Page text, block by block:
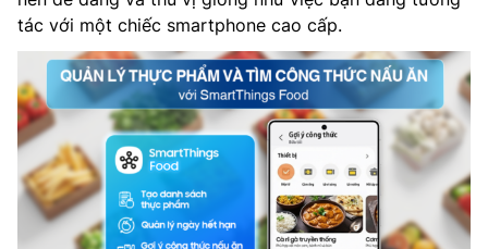
tác với một chiếc smartphone cao cấp.